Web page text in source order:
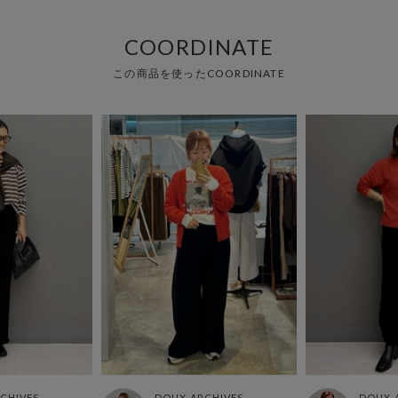
COORDINATE
この商品を使ったCOORDINATE